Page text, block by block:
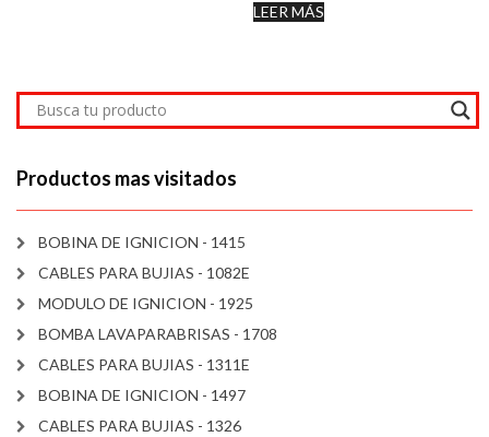
LEER MÁS
Productos mas visitados
BOBINA DE IGNICION - 1415
CABLES PARA BUJIAS - 1082E
MODULO DE IGNICION - 1925
BOMBA LAVAPARABRISAS - 1708
CABLES PARA BUJIAS - 1311E
BOBINA DE IGNICION - 1497
CABLES PARA BUJIAS - 1326